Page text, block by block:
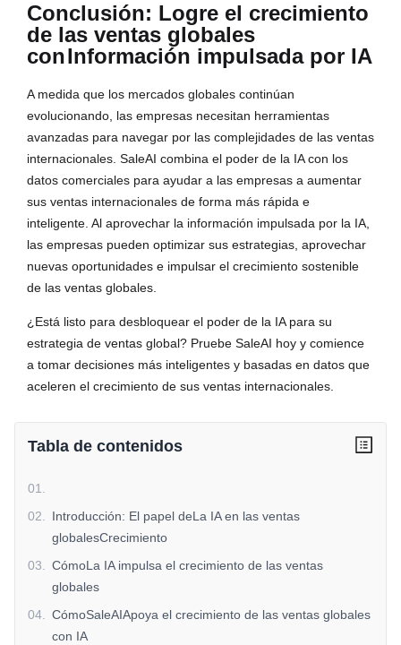
Conclusión: Logre el crecimiento
de las ventas globales
conInformación impulsada por IA
A medida que los mercados globales continúan
evolucionando, las empresas necesitan herramientas
avanzadas para navegar por las complejidades de las ventas
internacionales. SaleAI combina el poder de la IA con los
datos comerciales para ayudar a las empresas a aumentar
sus ventas internacionales de forma más rápida e
inteligente. Al aprovechar la información impulsada por la IA,
las empresas pueden optimizar sus estrategias, aprovechar
nuevas oportunidades e impulsar el crecimiento sostenible
de las ventas globales.
¿Está listo para desbloquear el poder de la IA para su
estrategia de ventas global? Pruebe SaleAI hoy y comience
a tomar decisiones más inteligentes y basadas en datos que
aceleren el crecimiento de sus ventas internacionales.
Tabla de contenidos
01
02
Introducción: El papel deLa IA en las ventas
globalesCrecimiento
03
CómoLa IA impulsa el crecimiento de las ventas
globales
04
CómoSaleAIApoya el crecimiento de las ventas globales
con IA